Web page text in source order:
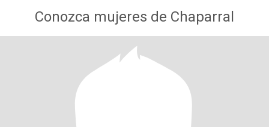
Conozca mujeres de Chaparral